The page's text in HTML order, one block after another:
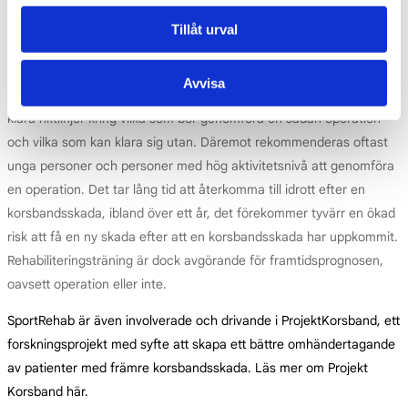
Tillåt urval
Avvisa
Behandling och prognos
Behandling inleds alltid med att sätta igång med
klara riktlinjer kring vilka som bör genomföra en sådan operation
och vilka som kan klara sig utan. Däremot rekommenderas oftast
unga personer och personer med hög aktivitetsnivå att genomföra
en operation. Det tar lång tid att återkomma till idrott efter en
korsbandsskada, ibland över ett år, det förekommer tyvärr en ökad
risk att få en ny skada efter att en korsbandsskada har uppkommit.
Rehabiliteringsträning är dock avgörande för framtidsprognosen,
oavsett operation eller inte.
SportRehab är även involverade och drivande i ProjektKorsband, ett
forskningsprojekt med syfte att skapa ett bättre omhändertagande
av patienter med främre korsbandsskada. Läs mer om Projekt
Korsband här.